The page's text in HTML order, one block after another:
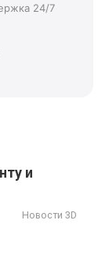
24/7
и
Новости 3D